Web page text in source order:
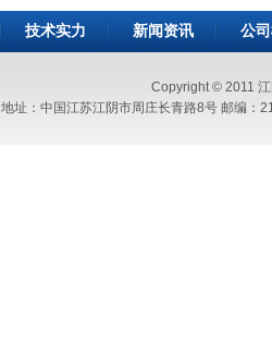
技术实力 新闻资讯 公
Copyright © 2011
地址：中国江苏江阴市周庄长青路8号 邮编